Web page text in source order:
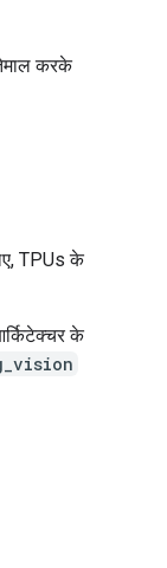
करके
TPUs के
के